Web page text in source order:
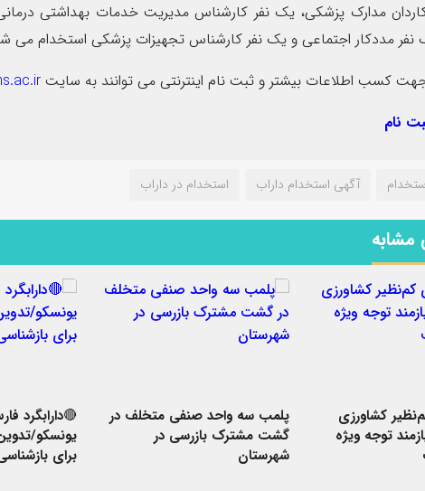
۵ نفر کاردان مدارک پزشکی، یک نفر کارشناس مدیریت خدمات بهداشتی
نفر مددکار اجتماعی و یک نفر کارشناس تجهیزات پزشکی استخدام می
کسب اطلاعات بیشتر و ثبت نام اینترنتی می توانند به سایت
نام
آگهی استخدام داراب استخدام در داراب
مشابه
کشاورزی
توجه ویژه
پلمب سه واحد صنفی متخلف در
گشت مشترک بازرسی در
شهرستان
🔴دارابگرد
برای
و معارفه بخشداران
مشترک بازرسی در شهرستان